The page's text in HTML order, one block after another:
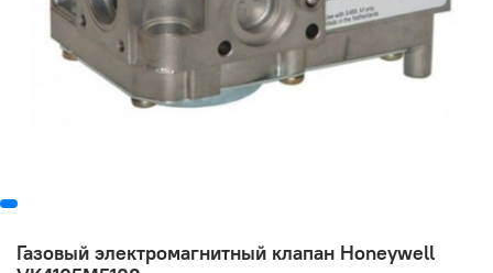
Газовый электромагнитный клапан Honeywell